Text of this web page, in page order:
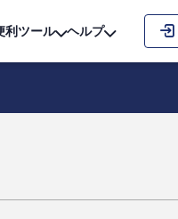
利ツール ヘルプ